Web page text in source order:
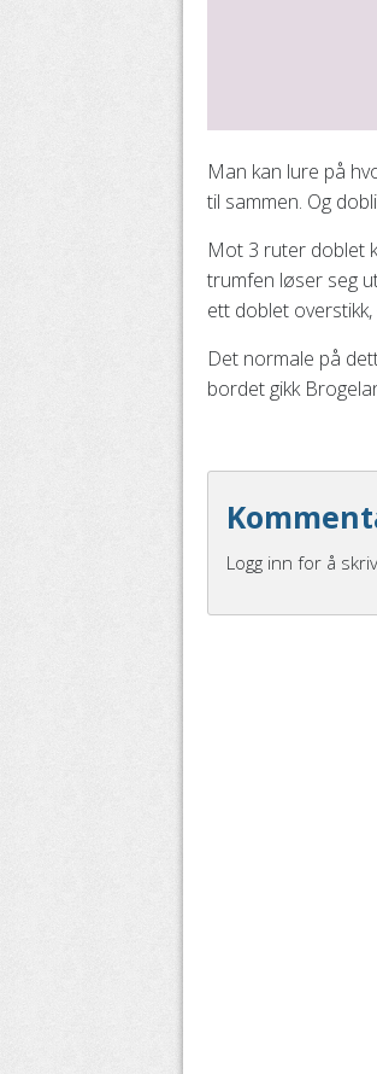
Man kan lure på
til sammen. Og
Mot 3 ruter doblet
trumfen løser seg
ett doblet overstikk,
Det normale på
bordet gikk
Logg inn for å